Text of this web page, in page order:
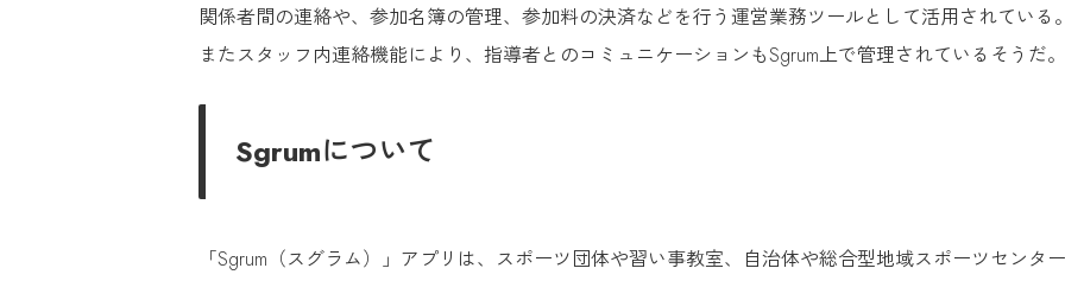
関係者間の連絡や、参加名簿の管理、参加料の決済などを行う運営業務ツールとして活用されている。
またスタッフ内連絡機能により、指導者とのコミュニケーションもSgrum上で管理されているそうだ。
Sgrumについて
「Sgrum（スグラム）」アプリは、スポーツ団体や習い事教室、自治体や総合型地域スポーツセンタ